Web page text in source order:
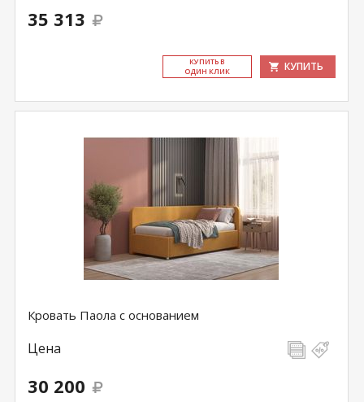
35 313
КУ­ПИТЬ В
ОДИН КЛИК
КУПИТЬ
Кровать Паола с основанием
Цена
30 200